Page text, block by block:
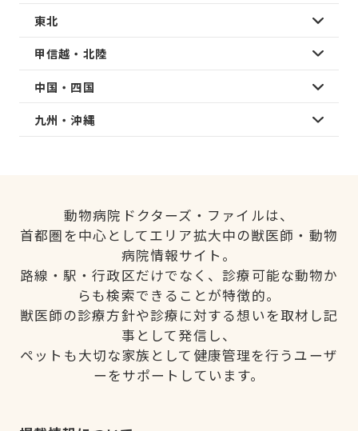
東北
甲信越・北陸
中国・四国
九州・沖縄
動物病院ドクターズ・ファイルは、
首都圏を中心としてエリア拡大中の獣医師・動物
病院情報サイト。
路線・駅・行政区だけでなく、診療可能な動物か
らも検索できることが特徴的。
獣医師の診療方針や診療に対する想いを取材し記
事として発信し、
ペットも大切な家族として健康管理を行うユーザ
ーをサポートしています。